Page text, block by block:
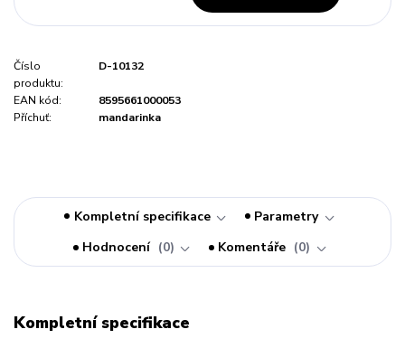
Číslo
produktu:
D-10132
EAN kód:
8595661000053
Příchuť:
mandarinka
Kompletní specifikace
Parametry
Hodnocení
0 Komentáře 0
Kompletní specifikace